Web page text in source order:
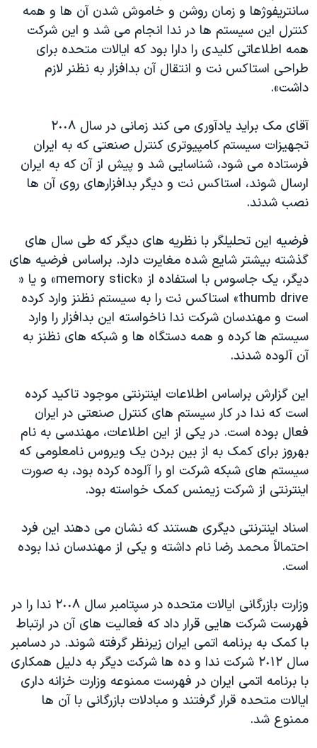
سانتریفوژها و زمان روشن و خاموش شدن آن ها و همه
کنترل این سیستم ها در ندا انجام می شد و این شرکت
همه اطلاعاتی کلیدی را دارا بود که ایالات متحده برای
طراحی استاکس نت و انتقال آن بدافزار به نظنر لازم
داشت».
آقای مک براید یادآوری می کند زمانی در سال ٢٠٠٨
تجهیزات سیستم کامپیوتری کنترل صنعتی که به ایران
فرستاده می شود، شناسایی شد و پیش از آن که به ایران
ارسال شوند، استاکس نت و دیگر بدافزارهای روی آن ها
نصب شدند.
فرضیه این تحلیلگر با نظریه های دیگر که طی سال های
گذشته بیشتر شایع شده مغایرت دارد. براساس فرضیه های
دیگر، یک جاسوس با استفاده از «memory stick» و یا «
thumb drive» استاکس نت را به سیستم نظنز وارد کرده
است و مهندسان شرکت ندا ناخواسته این بدافزار را وارد
سیستم ها کرده و همه دستگاه ها و شبکه های نظنز به
آن آلوده شدند.
این گزارش براساس اطلاعات اینترنتی موجود تاکید کرده
است که ندا در کار سیستم های کنترل صنعتی در ایران
فعال بوده است. در یکی از این اطلاعات، مهندسی به نام
بهروز برای کمک به از بین بردن یک ویروس نامعلومی که
سیستم های شبکه شرکت او را آلوده کرده بود، به صورت
اینترنتی از شرکت زیمنس کمک خواسته بود.
اسناد اینترنتی دیگری هستند که نشان می دهند این فرد
احتمالاً محمد رضا نام داشته و یکی از مهندسان ندا بوده
است.
وزارت بازرگانی ایالات متحده در سپتامبر سال ٢٠٠٨ ندا را در
فهرست شرکت هایی قرار داد که فعالیت های آن در ارتباط
با کمک به برنامه اتمی ایران زیرنظر گرفته شوند. در دسامبر
سال ٢٠١٢ شرکت ندا و ده ها شرکت دیگر به دلیل همکاری
با برنامه اتمی ایران در فهرست ممنوعه وزارت خزانه داری
ایالات متحده قرار گرفتند و مبادلات بازرگانی با آن ها
ممنوع شد.